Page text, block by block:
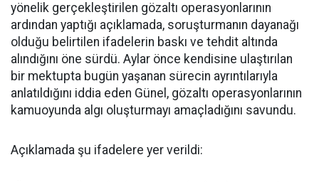
yönelik gerçekleştirilen gözaltı operasyonlarının
ardından yaptığı açıklamada, soruşturmanın dayanağı
olduğu belirtilen ifadelerin baskı ve tehdit altında
alındığını öne sürdü. Aylar önce kendisine ulaştırılan
bir mektupta bugün yaşanan sürecin ayrıntılarıyla
anlatıldığını iddia eden Günel, gözaltı operasyonlarının
kamuoyunda algı oluşturmayı amaçladığını savundu.
Açıklamada şu ifadelere yer verildi: